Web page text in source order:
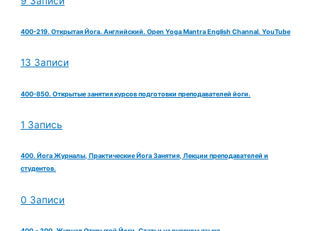
400-219. Открытая Йога. Английский. Open Yoga Mantra English Channal. YouTube
13 Записи
400-850. Открытые занятия курсов подготовки преподавателей йоги.
1 Запись
400. Йога Журналы, Практические Йога Занятия, Лекции преподавателей и
студентов.
0 Записи